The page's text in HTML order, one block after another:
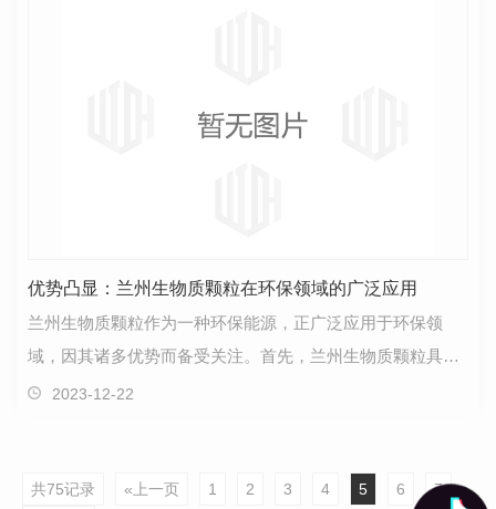
优势凸显：兰州生物质颗粒在环保领域的广泛应用
兰州生物质颗粒作为一种环保能源，正广泛应用于环保领
域，因其诸多优势而备受关注。首先，兰州生物质颗粒具有
良好的可再生特性，它是通过将农林废弃物等可再生资源…
2023-12-22
共75记录 «上一页 1 2 3 4 5 6 7